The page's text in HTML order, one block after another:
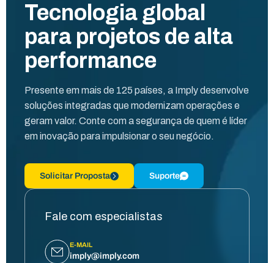
Tecnologia global
para projetos de alta
performance
Presente em mais de 125 países, a Imply desenvolve
soluções integradas que modernizam operações e
geram valor. Conte com a segurança de quem é líder
em inovação para impulsionar o seu negócio.
Solicitar Proposta Suporte
Fale com especialistas
E-MAIL
imply@imply.com